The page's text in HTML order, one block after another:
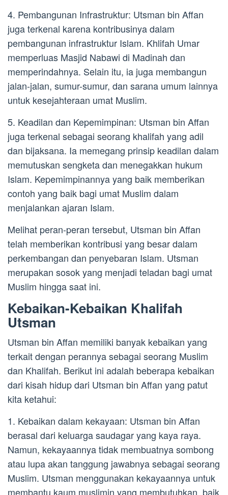
4. Pembangunan Infrastruktur: Utsman bin Affan
juga terkenal karena kontribusinya dalam
pembangunan infrastruktur Islam. Khlifah Umar
memperluas Masjid Nabawi di Madinah dan
memperindahnya. Selain itu, ia juga membangun
jalan-jalan, sumur-sumur, dan sarana umum lainnya
untuk kesejahteraan umat Muslim.
5. Keadilan dan Kepemimpinan: Utsman bin Affan
juga terkenal sebagai seorang khalifah yang adil
dan bijaksana. Ia memegang prinsip keadilan dalam
memutuskan sengketa dan menegakkan hukum
Islam. Kepemimpinannya yang baik memberikan
contoh yang baik bagi umat Muslim dalam
menjalankan ajaran Islam.
Melihat peran-peran tersebut, Utsman bin Affan
telah memberikan kontribusi yang besar dalam
perkembangan dan penyebaran Islam. Utsman
merupakan sosok yang menjadi teladan bagi umat
Muslim hingga saat ini.
Kebaikan-Kebaikan Khalifah
Utsman
Utsman bin Affan memiliki banyak kebaikan yang
terkait dengan perannya sebagai seorang Muslim
dan Khalifah. Berikut ini adalah beberapa kebaikan
dari kisah hidup dari Utsman bin Affan yang patut
kita ketahui:
1. Kebaikan dalam kekayaan: Utsman bin Affan
berasal dari keluarga saudagar yang kaya raya.
Namun, kekayaannya tidak membuatnya sombong
atau lupa akan tanggung jawabnya sebagai seorang
Muslim. Utsman menggunakan kekayaannya untuk
membantu kaum muslimin yang membutuhkan, baik